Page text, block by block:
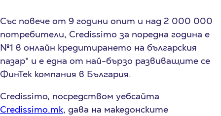
Със повече от 9 години опит и над 2 000 000
потребители, Credissimo за поредна година е
№1 в онлайн кредитирането на българския
пазар* и е една от най-бързо развиващите се
ФинТек компания в България.
Credissimo, посредством уебсайта
Credissimo.mk, дава на македонските